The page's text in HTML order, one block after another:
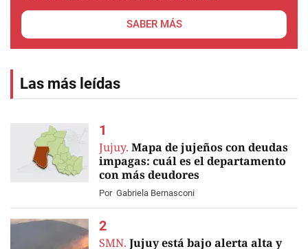
SABER MÁS
Las más leídas
Jujuy. Mapa de jujeños con deudas
impagas: cuál es el departamento
con más deudores
Por Gabriela Bernasconi
SMN. Jujuy está bajo alerta alta y